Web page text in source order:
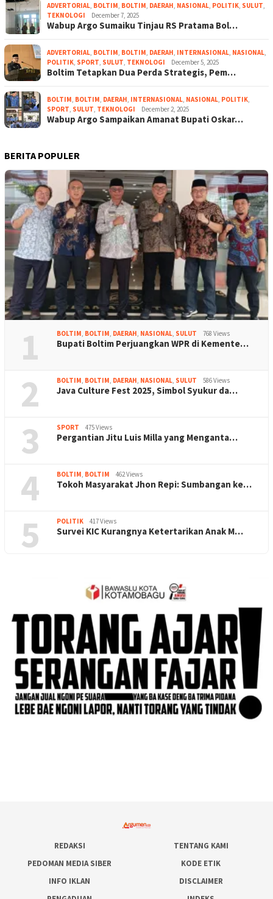
ADVERTORIAL, BOLTIM, BOLTIM, DAERAH, NASIONAL, POLITIK, SULUT,
TEKNOLOGI
December 7, 2025
Wabup Argo Sumaiku Tinjau RS Pratama Bol…
ADVERTORIAL, BOLTIM, BOLTIM, DAERAH, INTERNASIONAL, NASIONAL,
POLITIK, SPORT, SULUT, TEKNOLOGI December 5, 2025
Boltim Tetapkan Dua Perda Strategis, Pem…
BOLTIM, BOLTIM, DAERAH, INTERNASIONAL, NASIONAL, POLITIK,
SPORT, SULUT, TEKNOLOGI December 2, 2025
Wabup Argo Sampaikan Amanat Bupati Oskar…
BERITA POPULER
1 BOLTIM BOLTIM DAERAH NASIONAL SULUT 768 Views
Bupati Boltim Perjuangkan WPR di Kemente…
2 BOLTIM BOLTIM DAERAH NASIONAL SULUT 586 Views
Java Culture Fest 2025, Simbol Syukur da…
3 SPORT 475 Views
Pergantian Jitu Luis Milla yang Menganta…
4 BOLTIM BOLTIM 462 Views
Tokoh Masyarakat Jhon Repi: Sumbangan ke…
5 POLITIK 417 Views
Survei KIC Kurangnya Ketertarikan Anak M…
REDAKSI
TENTANG KAMI
PEDOMAN MEDIA SIBER
KODE ETIK
INFO IKLAN
DISCLAIMER